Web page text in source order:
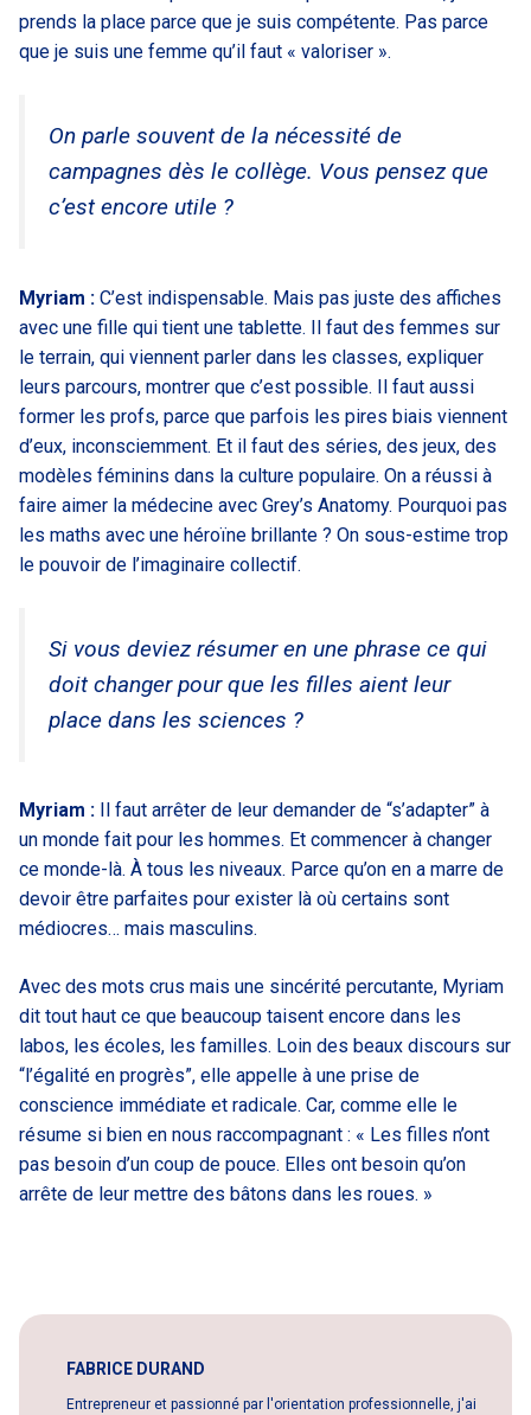
prends la place parce que je suis compétente. Pas parce
que je suis une femme qu’il faut « valoriser ».
On parle souvent de la nécessité de
campagnes dès le collège. Vous pensez que
c’est encore utile ?
Myriam : C’est indispensable. Mais pas juste des affiches
avec une fille qui tient une tablette. Il faut des femmes sur
le terrain, qui viennent parler dans les classes, expliquer
leurs parcours, montrer que c’est possible. Il faut aussi
former les profs, parce que parfois les pires biais viennent
d’eux, inconsciemment. Et il faut des séries, des jeux, des
modèles féminins dans la culture populaire. On a réussi à
faire aimer la médecine avec Grey’s Anatomy. Pourquoi pas
les maths avec une héroïne brillante ? On sous-estime trop
le pouvoir de l’imaginaire collectif.
Si vous deviez résumer en une phrase ce qui
doit changer pour que les filles aient leur
place dans les sciences ?
Myriam : Il faut arrêter de leur demander de “s’adapter” à
un monde fait pour les hommes. Et commencer à changer
ce monde-là. À tous les niveaux. Parce qu’on en a marre de
devoir être parfaites pour exister là où certains sont
médiocres… mais masculins.
Avec des mots crus mais une sincérité percutante, Myriam
dit tout haut ce que beaucoup taisent encore dans les
labos, les écoles, les familles. Loin des beaux discours sur
“l’égalité en progrès”, elle appelle à une prise de
conscience immédiate et radicale. Car, comme elle le
résume si bien en nous raccompagnant : « Les filles n’ont
pas besoin d’un coup de pouce. Elles ont besoin qu’on
arrête de leur mettre des bâtons dans les roues. »
FABRICE DURAND
Entrepreneur et passionné par l'orientation professionnelle, j'ai